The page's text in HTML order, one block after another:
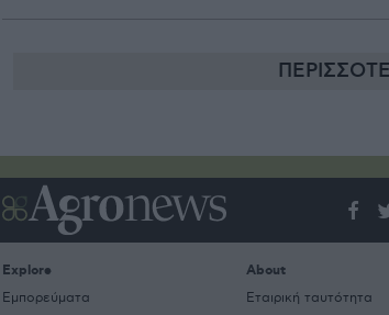
Explore
Εμπορεύματα
About
Εταιρική ταυτότητα